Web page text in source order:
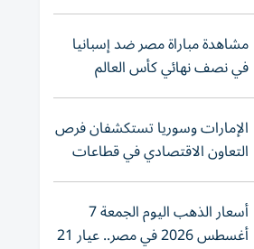
مشاهدة مباراة مصر ضد إسبانيا
في نصف نهائي كأس العالم
لناشئات اليد 2026
الإمارات وسوريا تستكشفان فرص
التعاون الاقتصادي في قطاعات
حيوية
أسعار الذهب اليوم الجمعة 7
أغسطس 2026 في مصر.. عيار 21